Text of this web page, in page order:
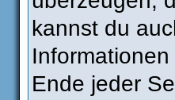
kannst du
Ende jeder